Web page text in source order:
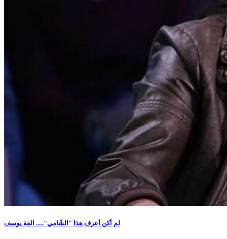
لم أكن أعرف هذا "الشّامي"..... الفة يوسف